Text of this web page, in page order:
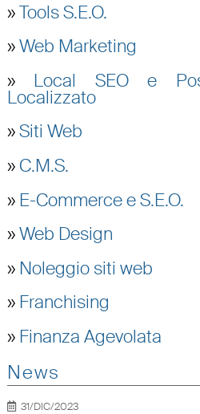
»Tools S.E.O.
»Web Marketing
» Local SEO e
Localizzato
»Siti Web
» C.M.S.
» E-Commerce e S.E.O.
»Web Design
» Noleggio siti web
» Franchising
» Finanza Agevolata
News
31/DIC/2023